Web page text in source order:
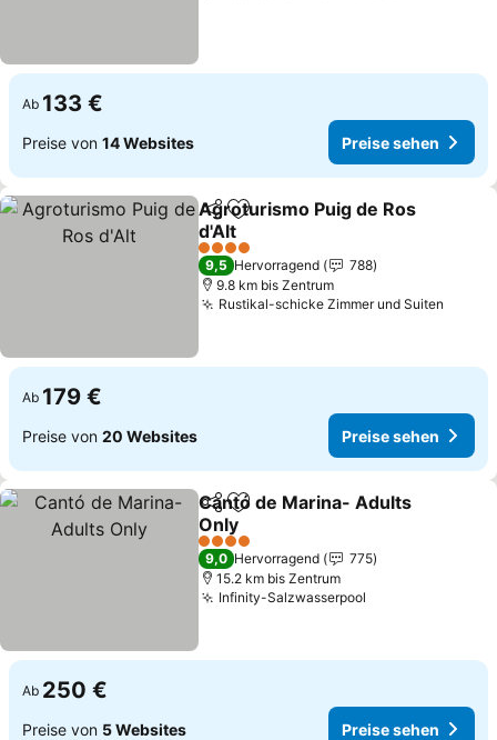
Ab 133 €
Preise von 14 Websites Preise sehen
TeilenZu Favoriten hinzufügen
Agroturismo Puig de Ros
d'Alt
4 Sterne
9,5 Hervorragend
788
9.8 km bis Zentrum
Rustikal-schicke Zimmer und Suiten
Ab 179 €
Preise von 20 Websites Preise sehen
TeilenZu Favoriten hinzufügen
Cantó de Marina- Adults
Only
4 Sterne
9,0 Hervorragend
775
15.2 km bis Zentrum
Infinity-Salzwasserpool
Ab 250 €
Preise von 5 Websites Preise sehen